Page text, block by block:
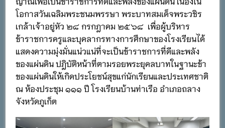
โอกาสวันเฉลิมพระชนมพรรษา พระบาทสมเด็จพระวชิร
เกล้าเจ้าอยู่หัว ๒๘ กรกฎาคม ๒๕๖๘ เพื่อผู้บริหาร
ข้าราชการครูและบุคลากรทางการศึกษาของโรงเรียนได้
แสดงความมุ่งมั่นแน่วแน่ที่จะเป็นข้าราชการที่ดีและพลัง
ของแผ่นดิน ปฎิบัติหน้าที่ตามรอยพระยุคลบาทในฐานะข้า
ของแผ่นดินให้เกิดประโยชน์สุขแก่นักเรียนและประเทศชาติ
ณ ห้องประชุม ๑๑๑ ปี โรงเรียนบ้านท่าเรือ อำเภอถลาง
จังหวัดภูเก็ต